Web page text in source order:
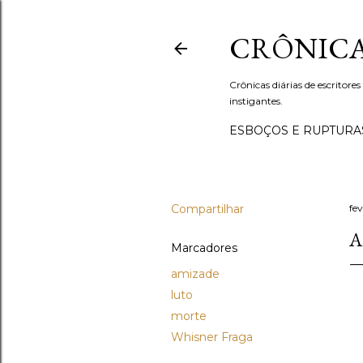
Crônicas diárias de
instigantes.
ESBOÇOS E
Compartilhar
Marcadores
amizade
luto
morte
Whisner Fraga